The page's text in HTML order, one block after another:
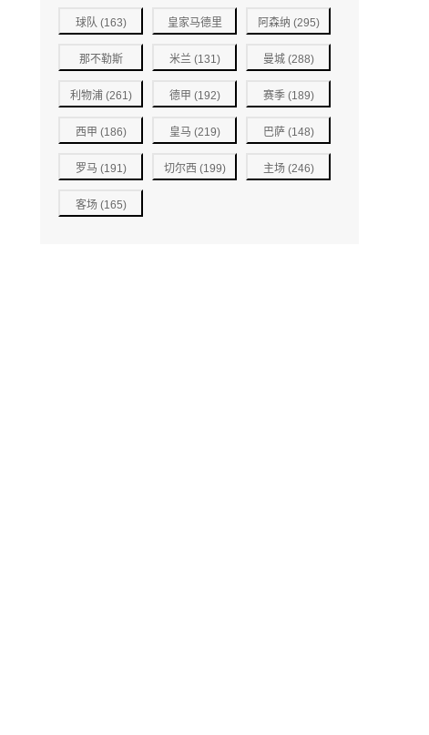
(234)
球队 (163) 皇家马德里
(153)
阿森纳 (295)
那不勒斯
(150)
米兰(131) 曼城(288)
利物浦(261) 德甲 (192) 赛季(189)
西甲 (186) 皇马 (219) 巴萨(148)
罗马 (191) 切尔西 (199) 主场(246)
客场(165)